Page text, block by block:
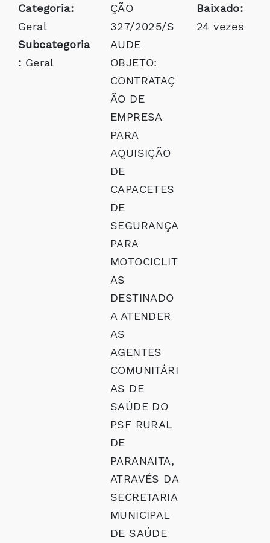
Categoria:
Geral
Subcategoria
: Geral
ÇÃO
327/2025/S
AUDE
OBJETO:
CONTRATAÇ
ÃO DE
EMPRESA
PARA
AQUISIÇÃO
DE
CAPACETES
DE
SEGURANÇA
PARA
MOTOCICLIT
AS
DESTINADO
A ATENDER
AS
AGENTES
COMUNITÁRI
AS DE
SAÚDE DO
PSF RURAL
DE
PARANAITA,
ATRAVÉS DA
SECRETARIA
MUNICIPAL
DE SAÚDE
Baixado:
24 vezes